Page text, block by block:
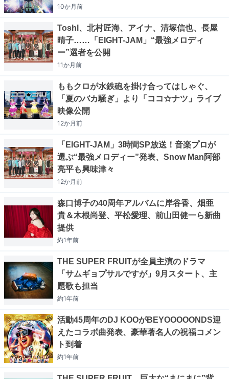
10か月前
Toshl、北村匠海、アイナ、清塚信也、長屋
晴子……「EIGHT-JAM」“最強メロディ
ー”選者を公開
11か月前
ももクロが水鉄砲を掛け合ってはしゃぐ、
「夏のバカ騒ぎ」より「ココ☆ナツ」ライブ
映像公開
12か月前
「EIGHT-JAM」3時間SP放送！音楽プロが
選ぶ“最強メロディー”発表、Snow Man阿部
亮平も興味津々
12か月前
森口博子の40周年アルバムに岸谷香、畑亜
貴＆木根尚登、平松愛理、前山田健一ら新曲
提供
約1年前
THE SUPER FRUITが全員主演のドラマ
「サムギョプサルですが」9月スタート、主
題歌も担当
約1年前
活動45周年のDJ KOOがBEYOOOOONDS迎
えたコラボ曲発表、豪華著名人の祝福コメン
ト到着
約1年前